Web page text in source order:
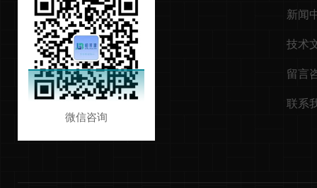
微信咨询
新闻
技术
留言
联系